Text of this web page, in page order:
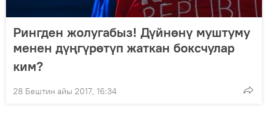
Рингден жолугабыз! Дүйнөнү муштуму
менен дүңгүрөтүп жаткан боксчулар
ким?
28 Бештин айы 2017, 16:34